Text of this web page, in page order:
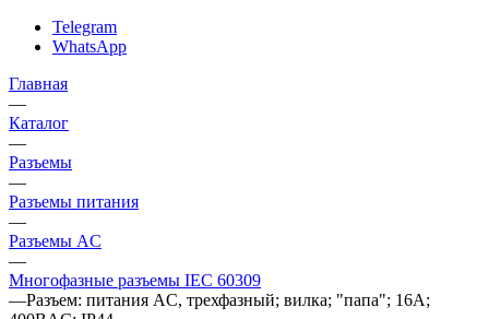
Telegram
WhatsApp
Главная
—
Каталог
—
Разъeмы
—
Разъeмы питания
—
Разъeмы AC
—
Многофазные разъемы IEC 60309
—Разъем: питания AC, трехфазный; вилка; "папа"; 16А;